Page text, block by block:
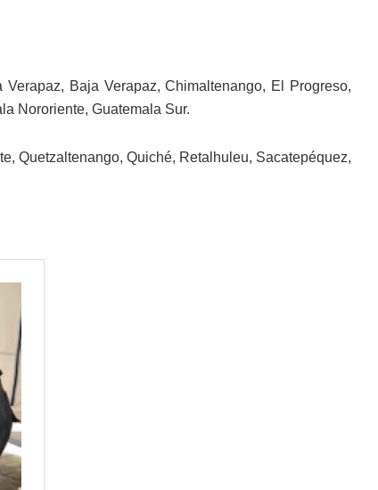
Baja Verapaz, Chimaltenango, El Progreso,
Nororiente, Guatemala Sur.
Quetzaltenango, Quiché, Retalhuleu, Sacatepéquez,